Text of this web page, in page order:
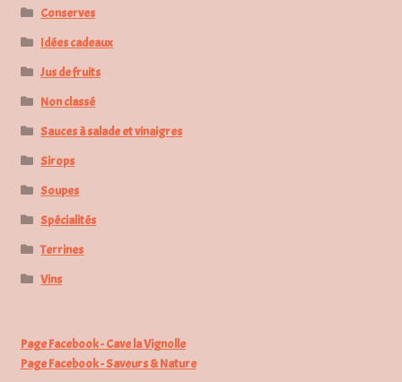
Conserves
Idées cadeaux
Jus de fruits
Non classé
Sauces à salade et vinaigres
Sirops
Soupes
Spécialités
Terrines
Vins
Page Facebook - Cave la Vignolle
Page Facebook - Saveurs & Nature